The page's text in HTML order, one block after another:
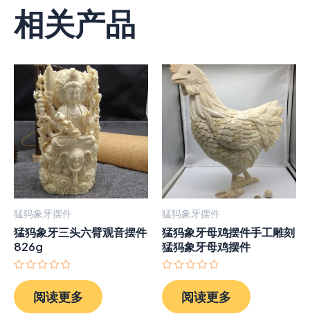
相关产品
猛犸象牙摆件
猛犸象牙三头六臂观音摆件
826g
评
分
0
&sol;
阅读更多
猛犸象牙摆件
猛犸象牙母鸡摆件手工雕刻
猛犸象牙母鸡摆件
评
分
0
&sol;
阅读更多